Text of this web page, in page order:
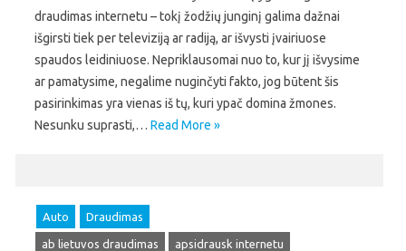
draudimas internetu – tokį žodžių junginį galima dažnai
išgirsti tiek per televiziją ar radiją, ar išvysti įvairiuose
spaudos leidiniuose. Nepriklausomai nuo to, kur jį išvysime
ar pamatysime, negalime nuginčyti fakto, jog būtent šis
pasirinkimas yra vienas iš tų, kuri ypač domina žmones.
Nesunku suprasti,… Read More »
Auto Draudimas
ab lietuvos draudimas
apsidrausk internetu